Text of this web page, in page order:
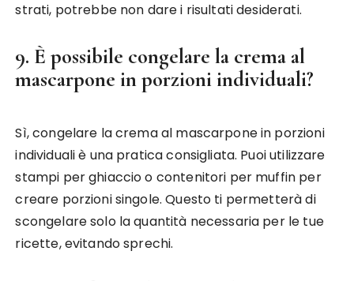
strati, potrebbe non dare i risultati desiderati.
9. È possibile congelare la crema al
mascarpone in porzioni individuali?
Sì, congelare la crema al mascarpone in porzioni
individuali è una pratica consigliata. Puoi utilizzare
stampi per ghiaccio o contenitori per muffin per
creare porzioni singole. Questo ti permetterà di
scongelare solo la quantità necessaria per le tue
ricette, evitando sprechi.